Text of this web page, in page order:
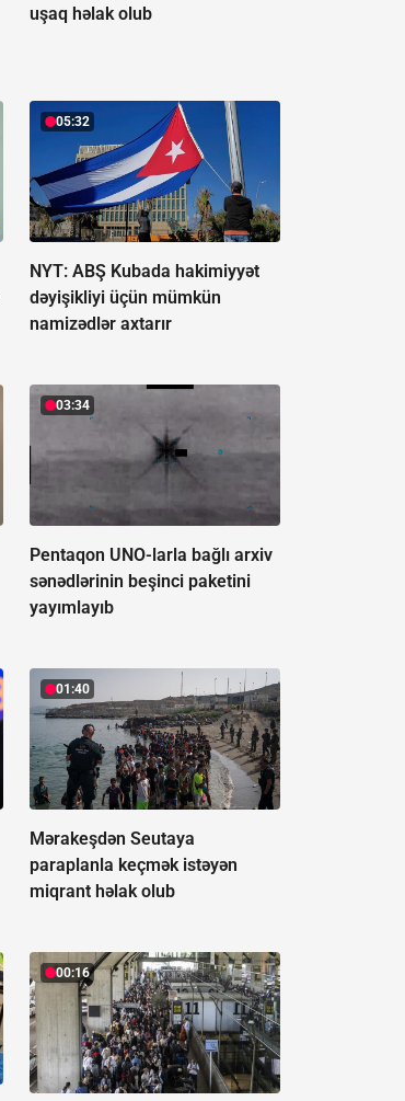
uşaq həlak olub
05:32
NYT: ABŞ Kubada hakimiyyət
dəyişikliyi üçün mümkün
namizədlər axtarır
03:34
Pentaqon UNO-larla bağlı arxiv
sənədlərinin beşinci paketini
yayımlayıb
01:40
Mərakeşdən Seutaya
paraplanla keçmək istəyən
miqrant həlak olub
00:16